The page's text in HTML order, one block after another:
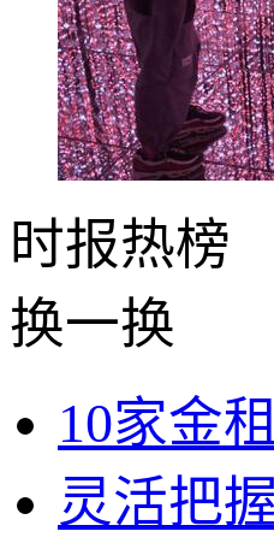
时报热榜
换一换
10家金
灵活把